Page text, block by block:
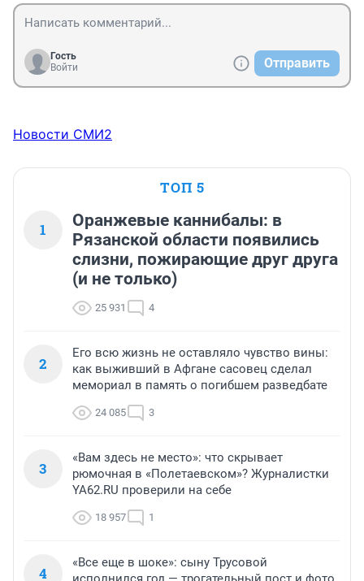
Гость
Войти
Отправить
Новости СМИ2
ТОП 5
1
Оранжевые каннибалы: в
Рязанской области появились
слизни, пожирающие друг друга
(и не только)
25 931 4
2
Его всю жизнь не оставляло чувство вины:
как выживший в Афгане сасовец сделал
мемориал в память о погибшем разведбате
24 085 3
3
«Вам здесь не место»: что скрывает
рюмочная в «Полетаевском»? Журналистки
YA62.RU проверили на себе
18 957 1
4
«Все еще в шоке»: сыну Трусовой